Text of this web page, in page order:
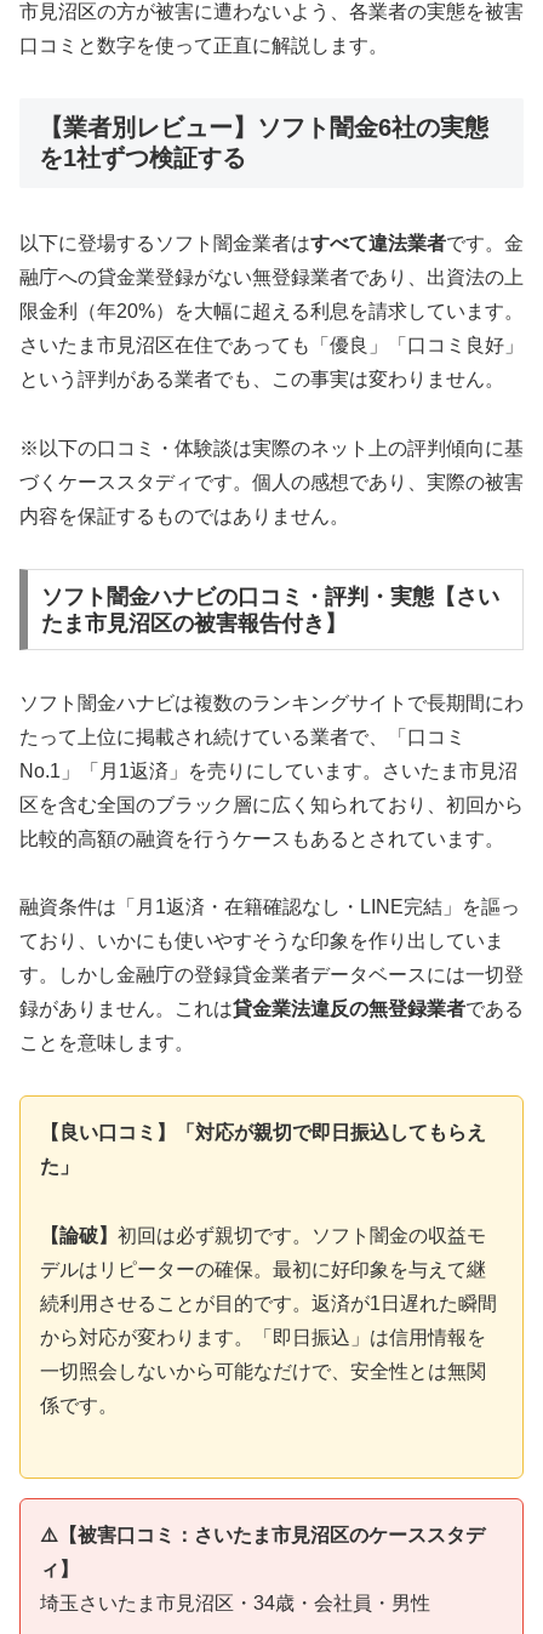
市見沼区の方が被害に遭わないよう、各業者の実態を被害
口コミと数字を使って正直に解説します。
【業者別レビュー】ソフト闇金6社の実態
を1社ずつ検証する
以下に登場するソフト闇金業者はすべて違法業者です。金
融庁への貸金業登録がない無登録業者であり、出資法の上
限金利（年20%）を大幅に超える利息を請求しています。
さいたま市見沼区在住であっても「優良」「口コミ良好」
という評判がある業者でも、この事実は変わりません。
※以下の口コミ・体験談は実際のネット上の評判傾向に基
づくケーススタディです。個人の感想であり、実際の被害
内容を保証するものではありません。
ソフト闇金ハナビの口コミ・評判・実態【さい
たま市見沼区の被害報告付き】
ソフト闇金ハナビは複数のランキングサイトで長期間にわ
たって上位に掲載され続けている業者で、「口コミ
No.1」「月1返済」を売りにしています。さいたま市見沼
区を含む全国のブラック層に広く知られており、初回から
比較的高額の融資を行うケースもあるとされています。
融資条件は「月1返済・在籍確認なし・LINE完結」を謳っ
ており、いかにも使いやすそうな印象を作り出していま
す。しかし金融庁の登録貸金業者データベースには一切登
録がありません。これは貸金業法違反の無登録業者である
ことを意味します。
【良い口コミ】「対応が親切で即日振込してもらえ
た」
【論破】 初回は必ず親切です。ソフト闇金の収益モ
デルはリピーターの確保。最初に好印象を与えて継
続利用させることが目的です。返済が1日遅れた瞬間
から対応が変わります。「即日振込」は信用情報を
一切照会しないから可能なだけで、安全性とは無関
係です。
⚠️【被害口コミ：さいたま市見沼区のケーススタデ
ィ】
埼玉さいたま市見沼区・34歳・会社員・男性